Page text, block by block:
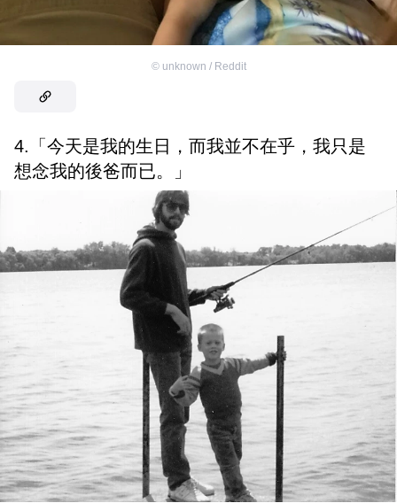
© unknown / Reddit
4.「今天是我的生日，而我並不在乎，我只是
想念我的後爸而已。」